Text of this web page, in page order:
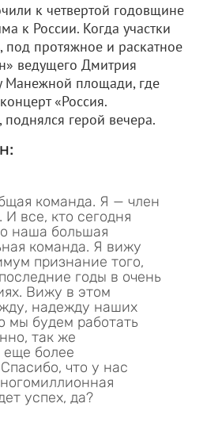
к четвертой годовщине
к России. Когда участки
под протяжное и раскатное
ведущего Дмитрия
Манежной площади, где
«Россия.
герой вечера.
команда. Я — член
все, кто сегодня
наша большая
команда. Я вижу
признание того,
годы в очень
Вижу в этом
надежду наших
мы будем работать
так же
еще более
что у нас
успех, да?